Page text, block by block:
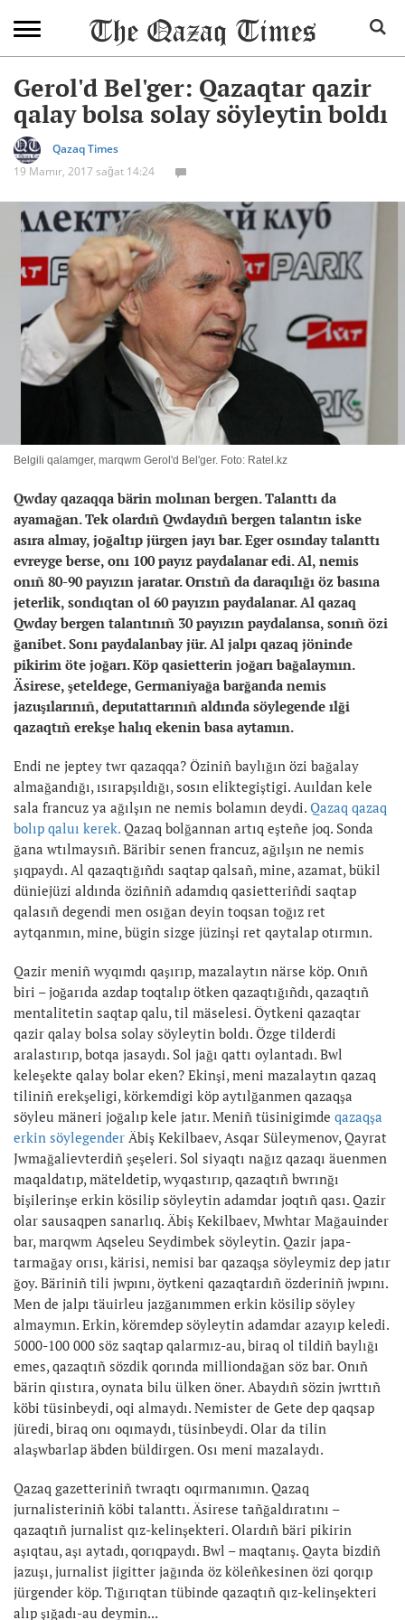
Gerol'd Bel'ger: Qazaqtar qazir
qalay bolsa solay söyleytin boldı
Qazaq Times
19 Mamır, 2017 sağat 14:24
Belgili qalamger, marqwm Gerol'd Bel'ger. Foto: Ratel.kz
Qwday qazaqqa bärin molınan bergen. Talanttı da
ayamağan. Tek olardıñ Qwdaydıñ bergen talantın iske
asıra almay, joğaltıp jürgen jayı bar. Eger osınday talanttı
evreyge berse, onı 100 payız paydalanar edi. Al, nemis
onıñ 80-90 payızın jaratar. Orıstıñ da daraqılığı öz basına
jeterlik, sondıqtan ol 60 payızın paydalanar. Al qazaq
Qwday bergen talantınıñ 30 payızın paydalansa, sonıñ özi
ğanibet. Sonı paydalanbay jür. Al jalpı qazaq jöninde
pikirim öte joğarı. Köp qasietterin joğarı bağalaymın.
Äsirese, şeteldege, Germaniyağa barğanda nemis
jazuşılarınıñ, deputattarınıñ aldında söylegende ılği
qazaqtıñ erekşe halıq ekenin basa aytamın.
Endi ne jeptey twr qazaqqa? Öziniñ baylığın özi bağalay
almağandığı, ısırapşıldığı, sosın eliktegiştigi. Auıldan kele
sala francuz ya ağılşın ne nemis bolamın deydi. Qazaq qazaq
bolıp qaluı kerek. Qazaq bolğannan artıq eşteñe joq. Sonda
ğana wtılmaysıñ. Bäribir senen francuz, ağılşın ne nemis
şıqpaydı. Al qazaqtığıñdı saqtap qalsañ, mine, azamat, bükil
düniejüzi aldında öziñniñ adamdıq qasietteriñdi saqtap
qalasıñ degendi men osığan deyin toqsan toğız ret
aytqanmın, mine, bügin sizge jüzinşi ret qaytalap otırmın.
Qazir meniñ wyqımdı qaşırıp, mazalaytın närse köp. Onıñ
biri – joğarıda azdap toqtalıp ötken qazaqtığıñdı, qazaqtıñ
mentalitetin saqtap qalu, til mäselesi. Öytkeni qazaqtar
qazir qalay bolsa solay söyleytin boldı. Özge tilderdi
aralastırıp, botqa jasaydı. Sol jağı qattı oylantadı. Bwl
keleşekte qalay bolar eken? Ekinşi, meni mazalaytın qazaq
tiliniñ erekşeligi, körkemdigi köp aytılğanmen qazaqşa
söyleu mäneri joğalıp kele jatır. Meniñ tüsinigimde qazaqşa
erkin söylegender Äbiş Kekilbaev, Asqar Süleymenov, Qayrat
Jwmağalievterdiñ şeşeleri. Sol siyaqtı nağız qazaqı äuenmen
maqaldatıp, mäteldetip, wyqastırıp, qazaqtıñ bwrınğı
bişilerinşe erkin kösilip söyleytin adamdar joqtıñ qası. Qazir
olar sausaqpen sanarlıq. Äbiş Kekilbaev, Mwhtar Mağauinder
bar, marqwm Aqseleu Seydimbek söyleytin. Qazir japa-
tarmağay orısı, kärisi, nemisi bar qazaqşa söyleymiz dep jatır
ğoy. Bäriniñ tili jwpını, öytkeni qazaqtardıñ özderiniñ jwpını.
Men de jalpı täuirleu jazğanımmen erkin kösilip söyley
almaymın. Erkin, köremdep söyleytin adamdar azayıp keledi.
5000-100 000 söz saqtap qalarmız-au, biraq ol tildiñ baylığı
emes, qazaqtıñ sözdik qorında milliondağan söz bar. Onıñ
bärin qiıstıra, oynata bilu ülken öner. Abaydıñ sözin jwrttıñ
köbi tüsinbeydi, oqi almaydı. Nemister de Gete dep qaqsap
jüredi, biraq onı oqımaydı, tüsinbeydi. Olar da tilin
alaşwbarlap äbden büldirgen. Osı meni mazalaydı.
Qazaq gazetteriniñ twraqtı oqırmanımın. Qazaq
jurnalisteriniñ köbi talanttı. Äsirese tañğaldıratını –
qazaqtıñ jurnalist qız-kelinşekteri. Olardıñ bäri pikirin
aşıqtau, aşı aytadı, qorıqpaydı. Bwl – maqtanış. Qayta bizdiñ
jazuşı, jurnalist jigitter jağında öz köleñkesinen özi qorqıp
jürgender köp. Tığırıqtan tübinde qazaqtıñ qız-kelinşekteri
alıp şığadı-au deymin...